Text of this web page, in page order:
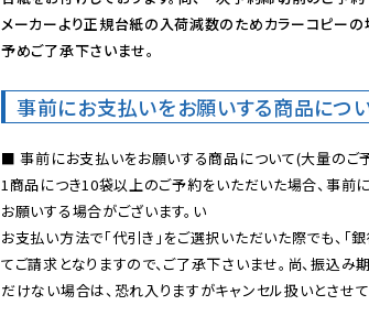
メーカーより正規台紙の入荷減数のためカラーコピーの
予めご了承下さいませ。
事前にお支払いをお願いする商品につ
■ 事前にお支払いをお願いする商品について(大量のご
1商品につき10袋以上のご予約をいただいた場合、事前
お願いする場合がございます。い
お支払い方法で「代引き」をご選択いただいた際でも、「
てご請求となりますので、ご了承下さいませ。尚、振込み
だけない場合は、恐れ入りますがキャンセル扱いとさせて